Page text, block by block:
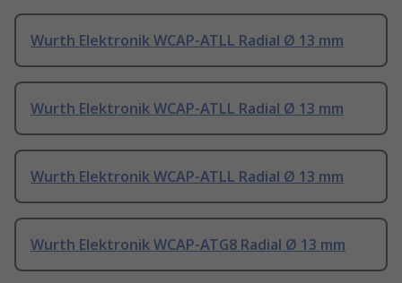
Wurth Elektronik WCAP-ATLL Radial Ø 13 mm
Wurth Elektronik WCAP-ATLL Radial Ø 13 mm
Wurth Elektronik WCAP-ATLL Radial Ø 13 mm
Wurth Elektronik WCAP-ATG8 Radial Ø 13 mm